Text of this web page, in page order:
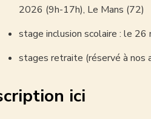
2026 (9h-17h), Le Mans (72)
stage inclusion scolaire : le
stages retraite (réservé à nos
ici